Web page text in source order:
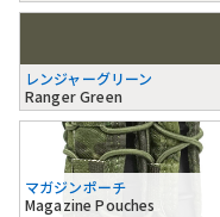
レンジャーグリーン
Ranger Green
マガジンポーチ
Magazine Pouches